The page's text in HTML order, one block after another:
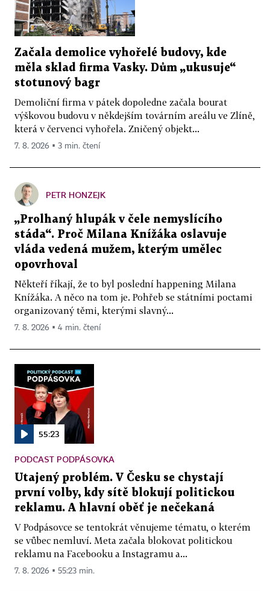
Začala demolice vyhořelé budovy, kde
měla sklad firma Vasky. Dům „ukusuje“
stotunový bagr
Demoliční firma v pátek dopoledne začala bourat
výškovou budovu v někdejším továrním areálu ve Zlíně,
která v červenci vyhořela. Zničený objekt...
7. 8. 2026 ▪ 3 min. čtení
PETR HONZEJK
„Prolhaný hlupák v čele nemyslícího
stáda“. Proč Milana Knížáka oslavuje
vláda vedená mužem, kterým umělec
opovrhoval
Někteří říkají, že to byl poslední happening Milana
Knížáka. A něco na tom je. Pohřeb se státními poctami
organizovaný těmi, kterými slavný...
7. 8. 2026 ▪ 4 min. čtení
55:23
PODCAST PODPÁSOVKA
Utajený problém. V Česku se chystají
první volby, kdy sítě blokují politickou
reklamu. A hlavní oběť je nečekaná
V Podpásovce se tentokrát věnujeme tématu, o kterém
se vůbec nemluví. Meta začala blokovat politickou
reklamu na Facebooku a Instagramu a...
7. 8. 2026 ▪ 55:23 min.